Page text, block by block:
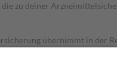
zu deiner
übernimmt in der
Es sind jedoch nie mehr